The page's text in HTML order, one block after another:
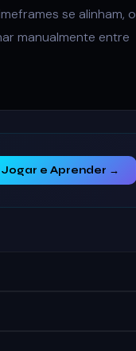
se alinham, o
manualmente entre
Jogar e Aprender →